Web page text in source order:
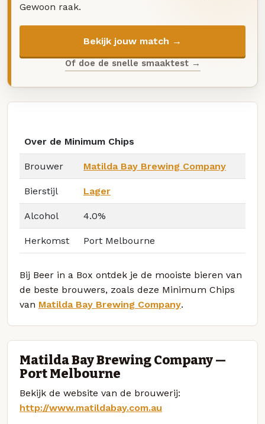
Gewoon raak.
Bekijk jouw match →
Of doe de snelle smaaktest →
Over de Minimum Chips
Brouwer Matilda Bay Brewing Company
Bierstijl Lager
Alcohol 4.0%
Herkomst Port Melbourne
Bij Beer in a Box ontdek je de mooiste bieren van
de beste brouwers, zoals deze Minimum Chips
van Matilda Bay Brewing Company.
Matilda Bay Brewing Company —
Port Melbourne
Bekijk de website van de brouwerij:
http://www.matildabay.com.au